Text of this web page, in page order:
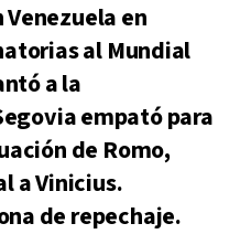
en
al Mundial
a la
empató para
de Romo,
a Vinicius.
de repechaje.